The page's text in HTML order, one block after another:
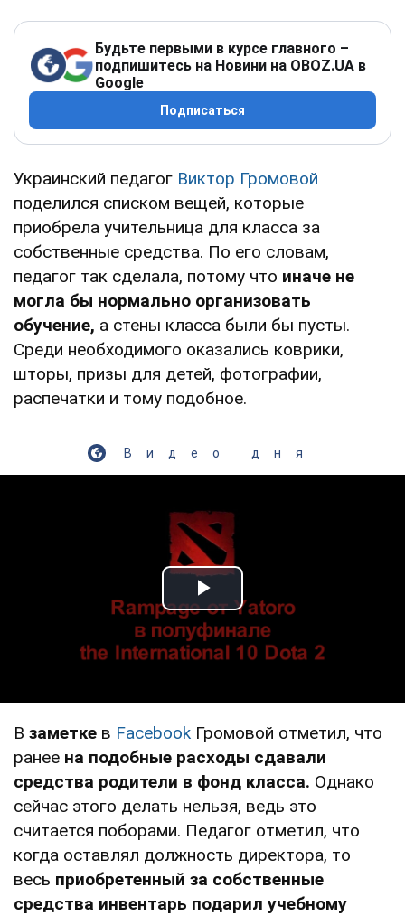
Будьте первыми в курсе главного –
подпишитесь на Новини на OBOZ.UA в
Google
Подписаться
Украинский педагог Виктор Громовой
поделился списком вещей, которые
приобрела учительница для класса за
собственные средства. По его словам,
педагог так сделала, потому что иначе не
могла бы нормально организовать
обучение, а стены класса были бы пусты.
Среди необходимого оказались коврики,
шторы, призы для детей, фотографии,
распечатки и тому подобное.
Видео дня
Play Video
В заметке в Facebook Громовой отметил, что
ранее на подобные расходы сдавали
средства родители в фонд класса. Однако
сейчас этого делать нельзя, ведь это
считается поборами. Педагог отметил, что
когда оставлял должность директора, то
весь приобретенный за собственные
средства инвентарь подарил учебному